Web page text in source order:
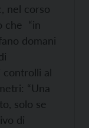
nel corso
che “in
domani
controlli al
“Una
solo se
di